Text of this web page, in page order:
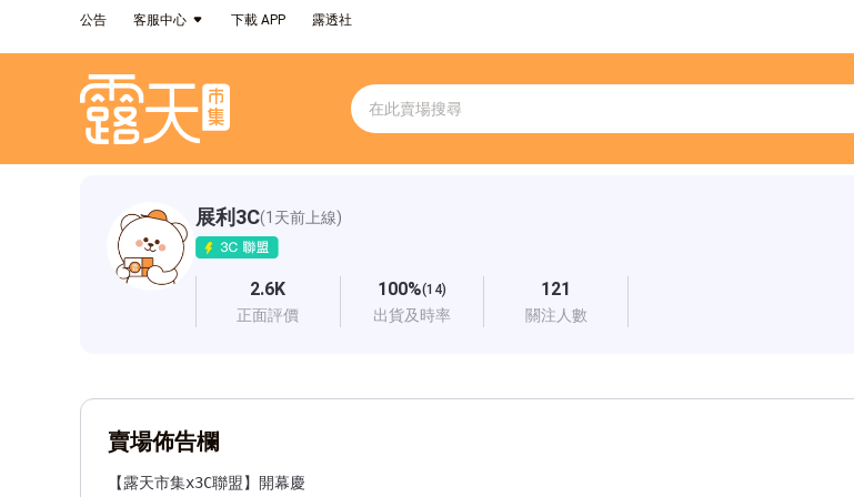
公告 客服中心 下載 APP 露透社
展利3C(1天前上線)
2.6K
正面評價
100%(14)
出貨及時率
121
關注人數
賣場佈告欄
【露天市集x3C聯盟】開幕慶